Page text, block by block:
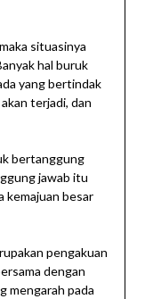
situasinya
hal buruk
yang bertindak
terjadi, dan
bertanggung
jawab itu
kemajuan besar
pengakuan
dengan
mengarah pada